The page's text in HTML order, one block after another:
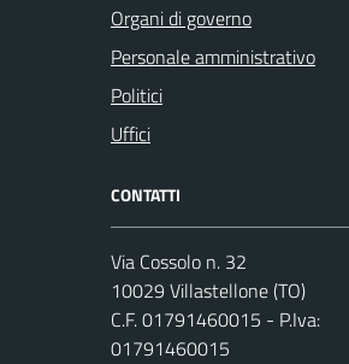
Organi di governo
Personale amministrativo
Politici
Uffici
CONTATTI
Via Cossolo n. 32
10029 Villastellone (TO)
C.F. 01791460015 - P.Iva:
01791460015